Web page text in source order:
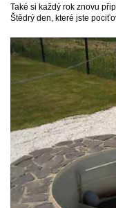
Také si každý rok znovu
Štědrý den, které jste